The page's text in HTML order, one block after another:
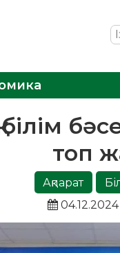
топ
Ақпарат
04.12.2024